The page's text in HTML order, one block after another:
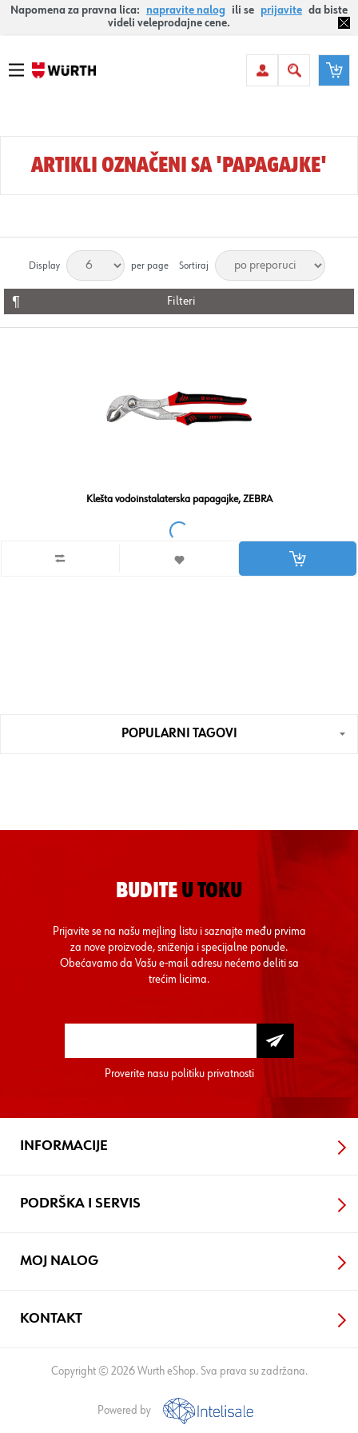
Napomena za pravna lica: napravite nalog ili se prijavite da biste
videli veleprodajne cene.
ARTIKLI OZNAČENI SA 'PAPAGAJKE'
Display per page Sortiraj
Filteri
Klešta vodoinstalaterska papagajke, ZEBRA
POPULARNI TAGOVI
BUDITE U TOKU
Prijavite se na našu mejling listu i saznajte među prvima
za nove proizvode, sniženja i specijalne ponude.
Obećavamo da Vašu e-mail adresu nećemo deliti sa
trećim licima.
Proverite nasu politiku privatnosti
INFORMACIJE
PODRŠKA I SERVIS
MOJ NALOG
KONTAKT
Copyright © 2026 Wurth eShop. Sva prava su zadržana.
Powered by